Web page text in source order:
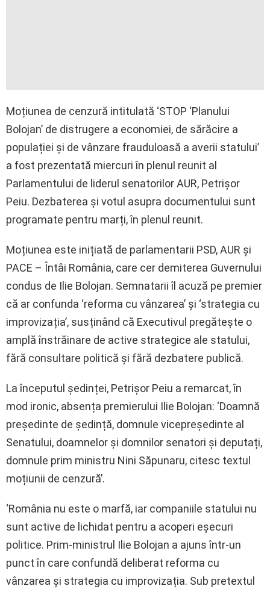
Moțiunea de cenzură intitulată ‘STOP ‘Planului
Bolojan’ de distrugere a economiei, de sărăcire a
populației și de vânzare frauduloasă a averii statului’
a fost prezentată miercuri în plenul reunit al
Parlamentului de liderul senatorilor AUR, Petrișor
Peiu. Dezbaterea și votul asupra documentului sunt
programate pentru marți, în plenul reunit.
Moțiunea este inițiată de parlamentarii PSD, AUR și
PACE – Întâi România, care cer demiterea Guvernului
condus de Ilie Bolojan. Semnatarii îl acuză pe premier
că ar confunda ‘reforma cu vânzarea’ și ‘strategia cu
improvizația’, susținând că Executivul pregătește o
amplă înstrăinare de active strategice ale statului,
fără consultare politică și fără dezbatere publică.
La începutul ședinței, Petrișor Peiu a remarcat, în
mod ironic, absența premierului Ilie Bolojan: ‘Doamnă
președinte de ședință, domnule vicepreședinte al
Senatului, doamnelor și domnilor senatori și deputați,
domnule prim ministru Nini Săpunaru, citesc textul
moțiunii de cenzură’.
‘România nu este o marfă, iar companiile statului nu
sunt active de lichidat pentru a acoperi eșecuri
politice. Prim-ministrul Ilie Bolojan a ajuns într-un
punct în care confundă deliberat reforma cu
vânzarea și strategia cu improvizația. Sub pretextul